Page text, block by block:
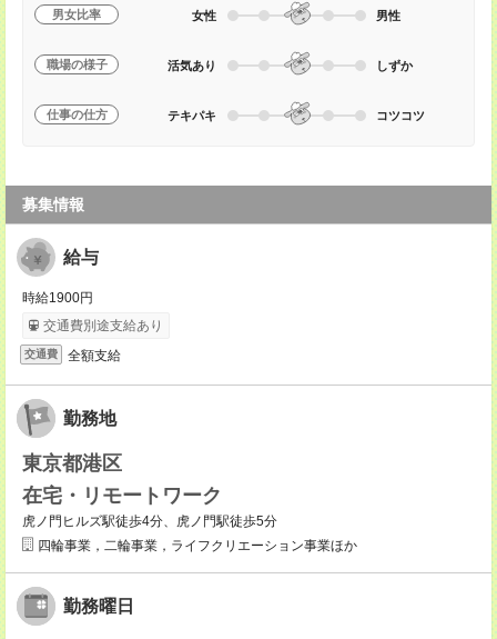
男女比率 女性 男性
職場の様子 活気あり しずか
仕事の仕方 テキパキ コツコツ
募集情報
給与
時給1900円
交通費別途支給あり
交通費 全額支給
勤務地
東京都港区
在宅・リモートワーク
虎ノ門ヒルズ駅徒歩4分、虎ノ門駅徒歩5分
四輪事業，二輪事業，ライフクリエーション事業ほか
勤務曜日